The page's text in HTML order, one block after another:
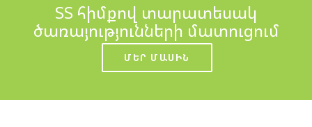
ՏՏ հիմքով տարատեսակ
ծառայությունների մատուցում
ՄԵՐ ՄԱՍԻՆ